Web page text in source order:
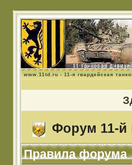
www.11td.ru - 11-я гвардейская
Форум 11-й
Правила форума